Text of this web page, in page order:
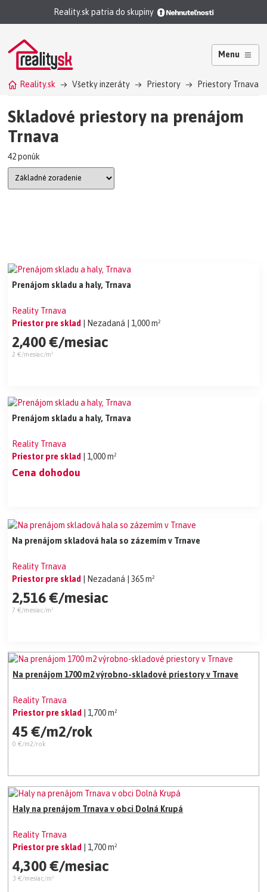
Reality.sk patria do skupiny
Menu
Reality.sk Všetky inzeráty Priestory Priestory Trnava
Skladové priestory na prenájom
Trnava
42 ponúk
Prenájom skladu a haly, Trnava
Reality Trnava
Priestor pre sklad
| Nezadaná | 1,000 m²
2,400 €/mesiac
2 €/mesiac/m²
Prenájom skladu a haly, Trnava
Reality Trnava
Priestor pre sklad
| 1,000 m²
Cena dohodou
Na prenájom skladová hala so zázemím v Trnave
Reality Trnava
Priestor pre sklad | Nezadaná | 365 m²
2,516 €/mesiac
7 €/mesiac/m²
Na prenájom 1700 m2 výrobno-skladové priestory v Trnave
Reality Trnava
Priestor pre sklad
| 1,700 m²
45 €/m2/rok
0 €/m2/rok
Haly na prenájom Trnava v obci Dolná Krupá
Reality Trnava
Priestor pre sklad
| 1,700 m²
4,300 €/mesiac
3 €/mesiac/m²